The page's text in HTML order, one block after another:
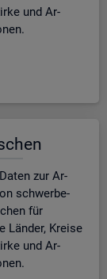
und Ar­
zur Ar­
schwer­be­
für
Län­der, Krei­se
und Ar­